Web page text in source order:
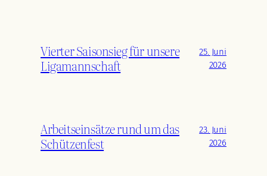
Vierter Saisonsieg für unsere
Ligamannschaft
25. Juni
2026
Arbeitseinsätze rund um das
Schützenfest
23. Juni
2026